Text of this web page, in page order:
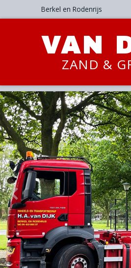
Berkel en Rodenrijs
VAN
ZAND &